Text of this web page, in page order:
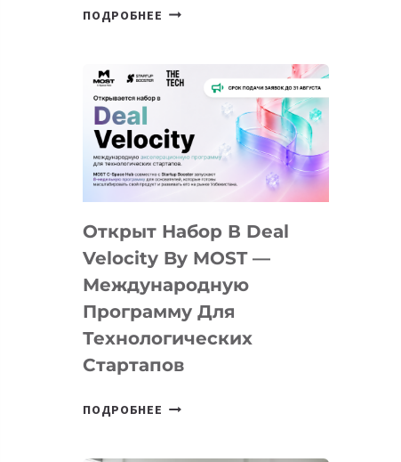
ПОДРОБНЕЕ ОТ
АЛМАТЫ:
YOUTH
CAMP
ДАЛ
ПОДРОСТКАМ
БИЛЕТ
IT-
ПРЕДПРИНИМАТЕЛЬСТВО
Открыт Набор В Deal
Velocity By MOST —
Международную
Программу Для
Технологических
Стартапов
ПОДРОБНЕЕ ОТКРЫТ